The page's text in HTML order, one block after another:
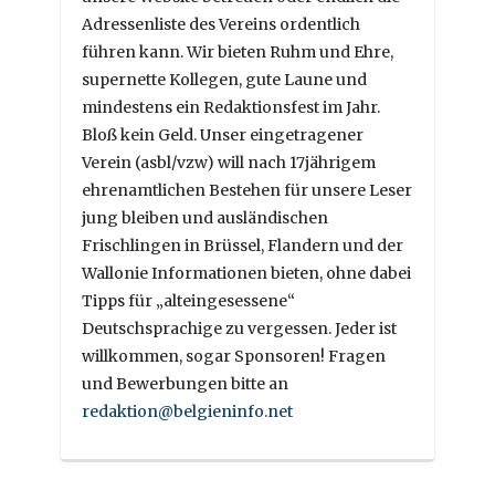
Adressenliste des Vereins ordentlich
führen kann. Wir bieten Ruhm und Ehre,
supernette Kollegen, gute Laune und
mindestens ein Redaktionsfest im Jahr.
Bloß kein Geld. Unser eingetragener
Verein (asbl/vzw) will nach 17jährigem
ehrenamtlichen Bestehen für unsere Leser
jung bleiben und ausländischen
Frischlingen in Brüssel, Flandern und der
Wallonie Informationen bieten, ohne dabei
Tipps für „alteingesessene“
Deutschsprachige zu vergessen. Jeder ist
willkommen, sogar Sponsoren! Fragen
und Bewerbungen bitte an
redaktion@belgieninfo.net